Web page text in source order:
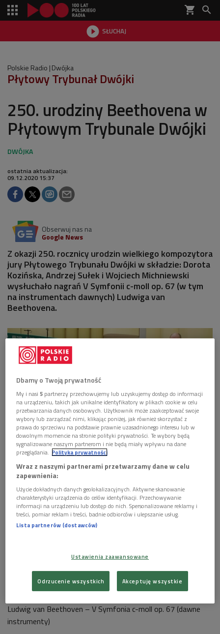
shopping_cart 
 SŁUCHAJ

Polskie Radio Dwójka
Płytowy Trybunał Dwójki
250. urodziny Beethovena w
Płytowym Trybunale Dwójki
ostatnia aktualizacja:
09.12.2020 15:37
Obserwuj nas na
Google News
Z okazji 250. rocznicy urodzin wielkiego kompozytora
jury Płytowego Trybunału Dwójki w składzie: Dorota
Kozińska, Andrzej Sułek i Wojciech Michniewski
wysłuchało nagrań V Symfonii c-moll op. 67 (w tym
na instrumentach dawnych) Ludwiga van
Beethovena.
Jury Płytowego Trybunału Dwójki Foto: PR2/Wojciech Kusiński
POSŁUCHAJ
119:20
Ludwig van Beethoven – V Symfonia c-moll op. 67 (Kto
słucha nie błądzi, czyli Płytowy Trybunał Dwójki)
Płytowy Trybunał Dwójki (nr 224)
Ludwig van Beethoven – V Symfonia c-moll op. 67 (dawne
instrumenty)
Dbamy o Twoją prywatność
My i nasi5 partnerzy przechowujemy lub uzyskujemy dostęp do informacji
na urządzeniu, takich jak unikalne identyfikatory w plikach cookie w celu
przetwarzania danych osobowych. Użytkownik może zaakceptować swoje
wybory lub zarządzać nimi, klikając poniżej, jak również skorzystać z
prawa do sprzeciwu na podstawie prawnie uzasadnionego interesu lub w
dowolnym momencie na stronie polityki prywatności. Te wybory będą
sygnalizowane naszym partnerom i nie będą miały wpływu na dane
przeglądania. Polityka prywatności
Wraz z naszymi partnerami przetwarzamy dane w celu
zapewnienia:
Użycie dokładnych danych geolokalizacyjnych. Aktywne skanowanie
charakterystyki urządzenia do celów identyfikacji. Przechowywanie
informacji na urządzeniu lub dostęp do nich. Spersonalizowane reklamy i
treści, pomiar reklam i treści, badnie odbiorców i ulepszanie usług.
Lista partnerów (dostawców)
Ustawienia zaawansowane
Odrzucenie wszystkich Akceptuję wszystkie